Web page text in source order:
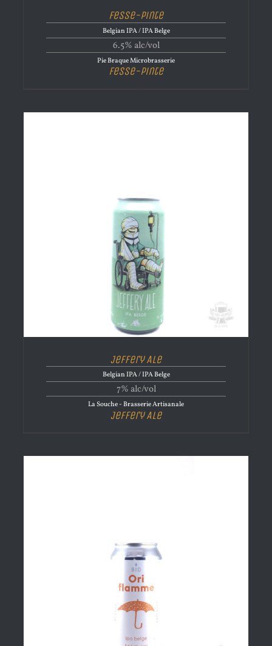
Fesse-Pinte
Belgian IPA / IPA Belge
6.5% alc/vol
Pie Braque Microbrasserie
Fesse-Pinte
Jeffery Ale
Belgian IPA / IPA Belge
7% alc/vol
La Souche - Brasserie Artisanale
Jeffery Ale